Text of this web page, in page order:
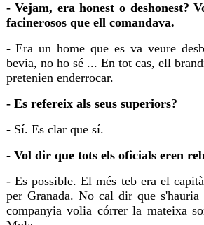
- Vejam, era honest o deshonest?
facinerosos que ell comandava.
- Era un home que es va veure
bevia, no ho sé ... En tot cas, ell
pretenien enderrocar.
- Es refereix als seus superiors?
- Sí. Es clar que sí.
- Vol dir que tots els oficials eren
- Es possible. El més teb era el
per Granada. No cal dir que
companyia volia córrer la mateixa